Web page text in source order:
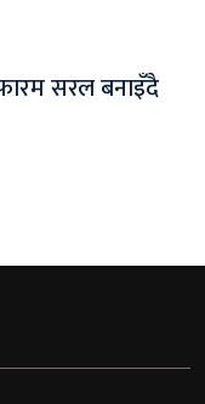
सरल बनाइँदै